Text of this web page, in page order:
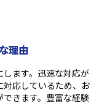
理由
ます。迅速な対応が
応しているため、お
きます。豊富な経験